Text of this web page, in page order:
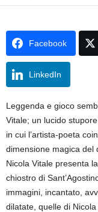
Facebook
LinkedIn
Leggenda e gioco
Vitale; un lucido
in cui l’artista-poeta
dimensione magica del
Nicola Vitale presenta
chiostro di
immagini, incantato,
dilatate, quelle di